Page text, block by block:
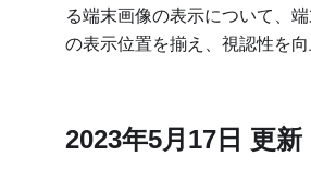
る端末画像の表示について、
の表示位置を揃え、視認性を向
2023年5月17日 更新